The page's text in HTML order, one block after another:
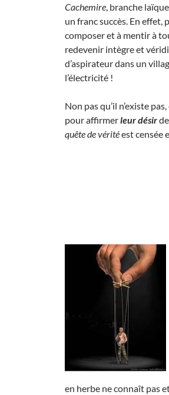
Cachemire, branche
un franc succès. En effet,
composer et à mentir à
redevenir intègre et
d’aspirateur dans un
l’électricité !
Non pas qu’il n’existe
pour affirmerleur désirde
quête de véritéest censée
en herbe ne connaît pas